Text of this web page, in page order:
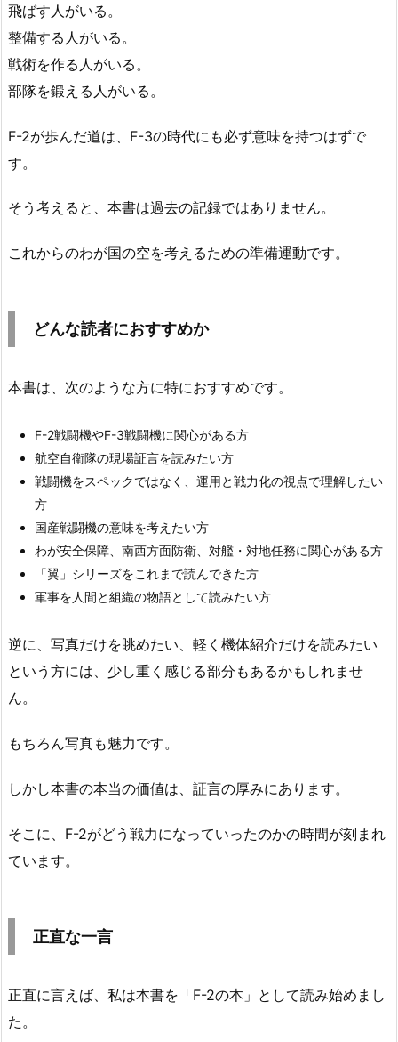
飛ばす人がいる。
整備する人がいる。
戦術を作る人がいる。
部隊を鍛える人がいる。
F-2が歩んだ道は、F-3の時代にも必ず意味を持つはずで
す。
そう考えると、本書は過去の記録ではありません。
これからのわが国の空を考えるための準備運動です。
どんな読者におすすめか
本書は、次のような方に特におすすめです。
F-2戦闘機やF-3戦闘機に関心がある方
航空自衛隊の現場証言を読みたい方
戦闘機をスペックではなく、運用と戦力化の視点で理解したい
方
国産戦闘機の意味を考えたい方
わが安全保障、南西方面防衛、対艦・対地任務に関心がある方
「翼」シリーズをこれまで読んできた方
軍事を人間と組織の物語として読みたい方
逆に、写真だけを眺めたい、軽く機体紹介だけを読みたい
という方には、少し重く感じる部分もあるかもしれませ
ん。
もちろん写真も魅力です。
しかし本書の本当の価値は、証言の厚みにあります。
そこに、F-2がどう戦力になっていったのかの時間が刻まれ
ています。
正直な一言
正直に言えば、私は本書を「F-2の本」として読み始めまし
た。